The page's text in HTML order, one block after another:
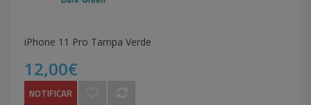
iPhone 11 Pro Tampa Verde
12,00€
NOTIFICAR